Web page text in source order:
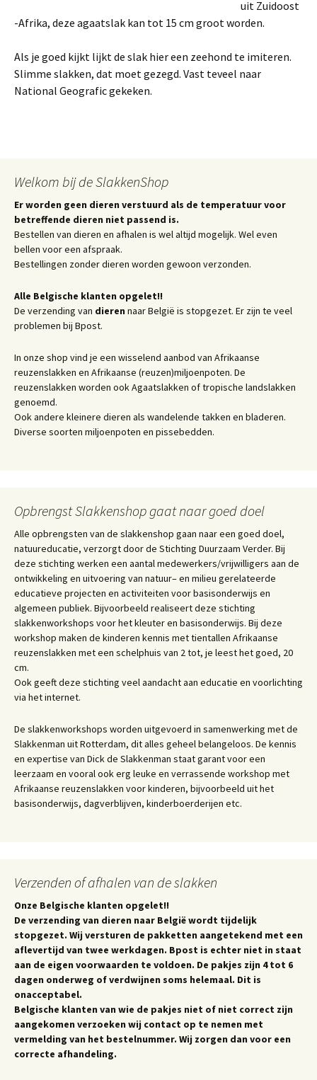
uit Zuidoost
-Afrika, deze agaatslak kan tot 15 cm groot worden.
Als je goed kijkt lijkt de slak hier een zeehond te imiteren.
Slimme slakken, dat moet gezegd. Vast teveel naar
National Geografic gekeken.
Welkom bij de SlakkenShop
Er worden geen dieren verstuurd als de temperatuur voor
betreffende dieren niet passend is.
Bestellen van dieren en afhalen is wel altijd mogelijk. Wel even
bellen voor een afspraak.
Bestellingen zonder dieren worden gewoon verzonden.
Alle Belgische klanten opgelet!!
De verzending van dieren naar België is stopgezet. Er zijn te veel
problemen bij Bpost.
In onze shop vind je een wisselend aanbod van Afrikaanse
reuzenslakken en Afrikaanse (reuzen)miljoenpoten. De
reuzenslakken worden ook Agaatslakken of tropische landslakken
genoemd.
Ook andere kleinere dieren als wandelende takken en bladeren.
Diverse soorten miljoenpoten en pissebedden.
Opbrengst Slakkenshop gaat naar goed doel
Alle opbrengsten van de slakkenshop gaan naar een goed doel,
natuureducatie, verzorgt door de Stichting Duurzaam Verder. Bij
deze stichting werken een aantal medewerkers/vrijwilligers aan de
ontwikkeling en uitvoering van natuur– en milieu gerelateerde
educatieve projecten en activiteiten voor basisonderwijs en
algemeen publiek. Bijvoorbeeld realiseert deze stichting
slakkenworkshops voor het kleuter en basisonderwijs. Bij deze
workshop maken de kinderen kennis met tientallen Afrikaanse
reuzenslakken met een schelphuis van 2 tot, je leest het goed, 20
cm.
Ook geeft deze stichting veel aandacht aan educatie en voorlichting
via het internet.
De slakkenworkshops worden uitgevoerd in samenwerking met de
Slakkenman uit Rotterdam, dit alles geheel belangeloos. De kennis
en expertise van Dick de Slakkenman staat garant voor een
leerzaam en vooral ook erg leuke en verrassende workshop met
Afrikaanse reuzenslakken voor kinderen, bijvoorbeeld uit het
basisonderwijs, dagverblijven, kinderboerderijen etc.
Verzenden of afhalen van de slakken
Onze Belgische klanten opgelet!!
De verzending van dieren naar België wordt tijdelijk
stopgezet. Wij versturen de pakketten aangetekend met een
aflevertijd van twee werkdagen. Bpost is echter niet in staat
aan de eigen voorwaarden te voldoen. De pakjes zijn 4 tot 6
dagen onderweg of verdwijnen soms helemaal. Dit is
onacceptabel.
Belgische klanten van wie de pakjes niet of niet correct zijn
aangekomen verzoeken wij contact op te nemen met
vermelding van het bestelnummer. Wij zorgen dan voor een
correcte afhandeling.